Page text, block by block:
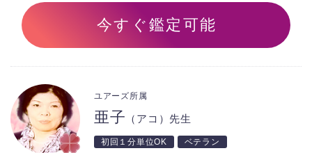
今すぐ鑑定可能
亜子 （アコ）先生
ユアーズ所属
初回１分単位OK ベテラン